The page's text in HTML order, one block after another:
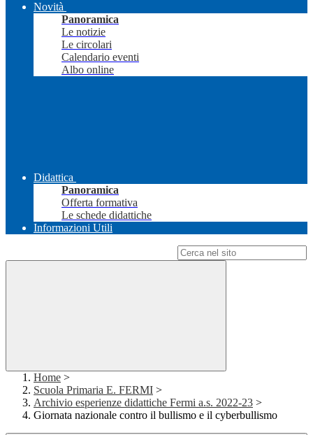
Novità
Panoramica
Le notizie
Le circolari
Calendario eventi
Albo online
Didattica
Panoramica
Offerta formativa
Le schede didattiche
Informazioni Utili
Home >
Scuola Primaria E. FERMI >
Archivio esperienze didattiche Fermi a.s. 2022-23 >
Giornata nazionale contro il bullismo e il cyberbullismo